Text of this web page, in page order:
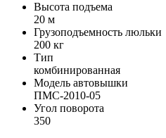
Высота подъема
20 м
Грузоподъемность люльки
200 кг
Тип
комбинированная
Модель автовышки
ПМС-2010-05
Угол поворота
350